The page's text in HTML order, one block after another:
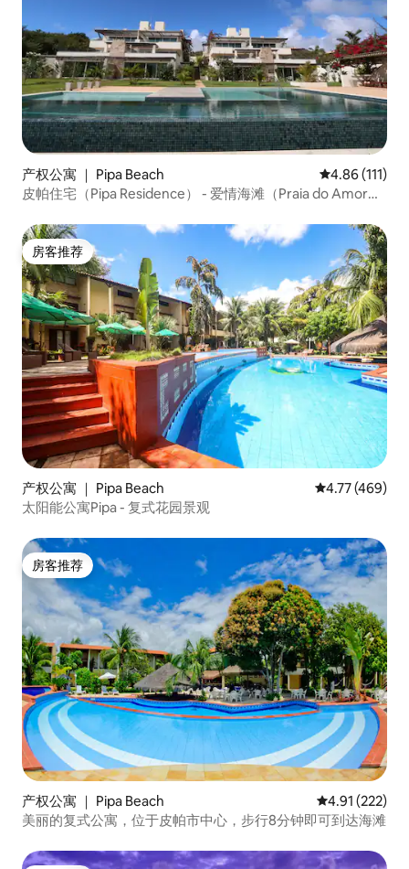
产权公寓 ｜ Pipa Beach 平均评分 4.86
4.86 (111)
皮帕住宅（Pipa Residence） - 爱情海滩（Praia do Amor）
房客推荐
房客推荐
产权公寓 ｜ Pipa Beach 平均评分 4.77
4.77 (469)
太阳能公寓Pipa - 复式花园景观
房客推荐
房客推荐
产权公寓 ｜ Pipa Beach 平均评分 4.91
4.91 (222)
美丽的复式公寓，位于皮帕市中心，步行8分钟即可到达海滩